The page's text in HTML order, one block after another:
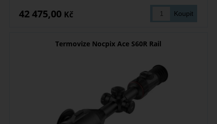
42 475,00 Kč
Termovize Nocpix Ace S60R Rail